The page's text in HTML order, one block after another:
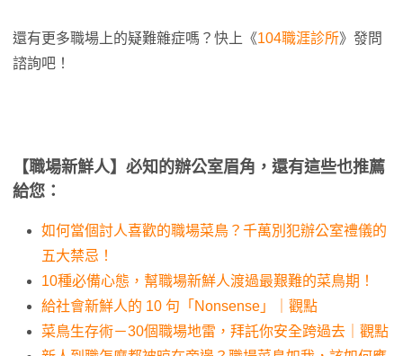
還有更多職場上的疑難雜症嗎？快上《104職涯診所》發問
諮詢吧！
【職場新鮮人】必知的辦公室眉角，還有這些也推薦
給您：
如何當個討人喜歡的職場菜鳥？千萬別犯辦公室禮儀的
五大禁忌！
10種必備心態，幫職場新鮮人渡過最艱難的菜鳥期！
給社會新鮮人的 10 句「Nonsense」｜觀點
菜鳥生存術－30個職場地雷，拜託你安全跨過去｜觀點